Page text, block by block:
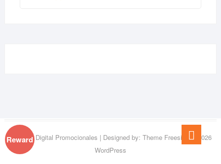
Extremo Digital Promocionales | Designed by: Theme Freesia
| © 2026
WordPress
Go
to
Reward